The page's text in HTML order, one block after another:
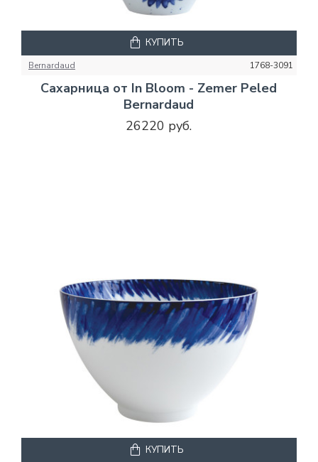
Bernardaud 1768-3091
Сахарница от In Bloom - Zemer Peled
Bernardaud
26220 руб.
КУПИТЬ
КУПИТЬ